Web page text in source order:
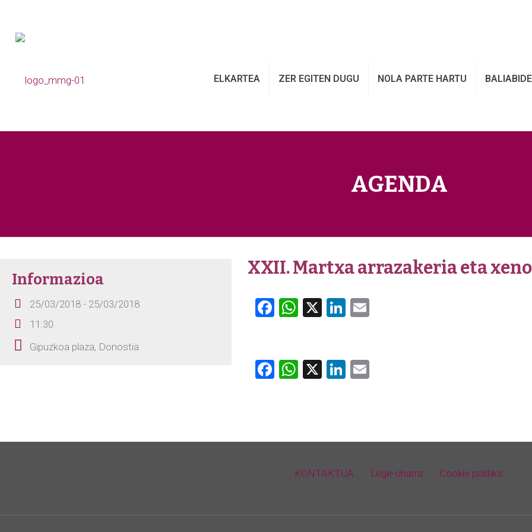
ELKARTEA ZER EGITEN DUGU NOLA PARTE HARTU
AGENDA
Informazioa
25/03/2018 - 25/03/2018
11:30
Gipuzkoa plaza, Donostia
XXII. Martxa arrazakeria eta
Facebook
WhatsApp
X LinkedIn
Email
Facebook
WhatsApp
X LinkedIn
Email
KONTAKTUA Lege-oharra Cookie politika